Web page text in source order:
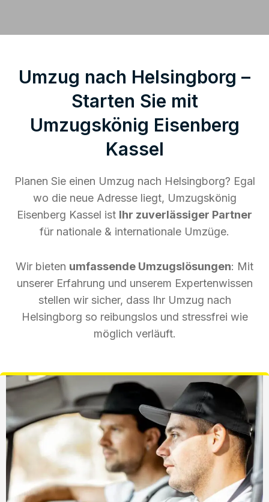
Umzug nach Helsingborg –
Starten Sie mit
Umzugskönig Eisenberg
Kassel
Planen Sie einen Umzug nach Helsingborg? Egal
wo die neue Adresse liegt, Umzugskönig
Eisenberg Kassel ist Ihr zuverlässiger Partner
für nationale & internationale Umzüge.
Wir bieten umfassende Umzugslösungen: Mit
unserer Erfahrung und unserem Expertenwissen
stellen wir sicher, dass Ihr Umzug nach
Helsingborg so reibungslos und stressfrei wie
möglich verläuft.